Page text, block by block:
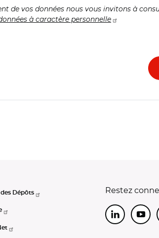
de vos données nous vous invitons à
à caractère personnelle
des Dépôts Restez
LinkedIn